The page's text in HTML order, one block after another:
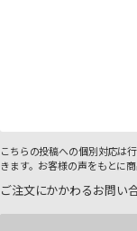
こちらの投稿への個別対応は
きます。お客様の声をもとに
ご注文にかかわるお問い